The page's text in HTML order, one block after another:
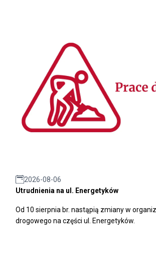
2026-08-06
Utrudnienia na ul. Energetyków
Od 10 sierpnia br. nastąpią zmiany w
drogowego na części ul. Energetyków.